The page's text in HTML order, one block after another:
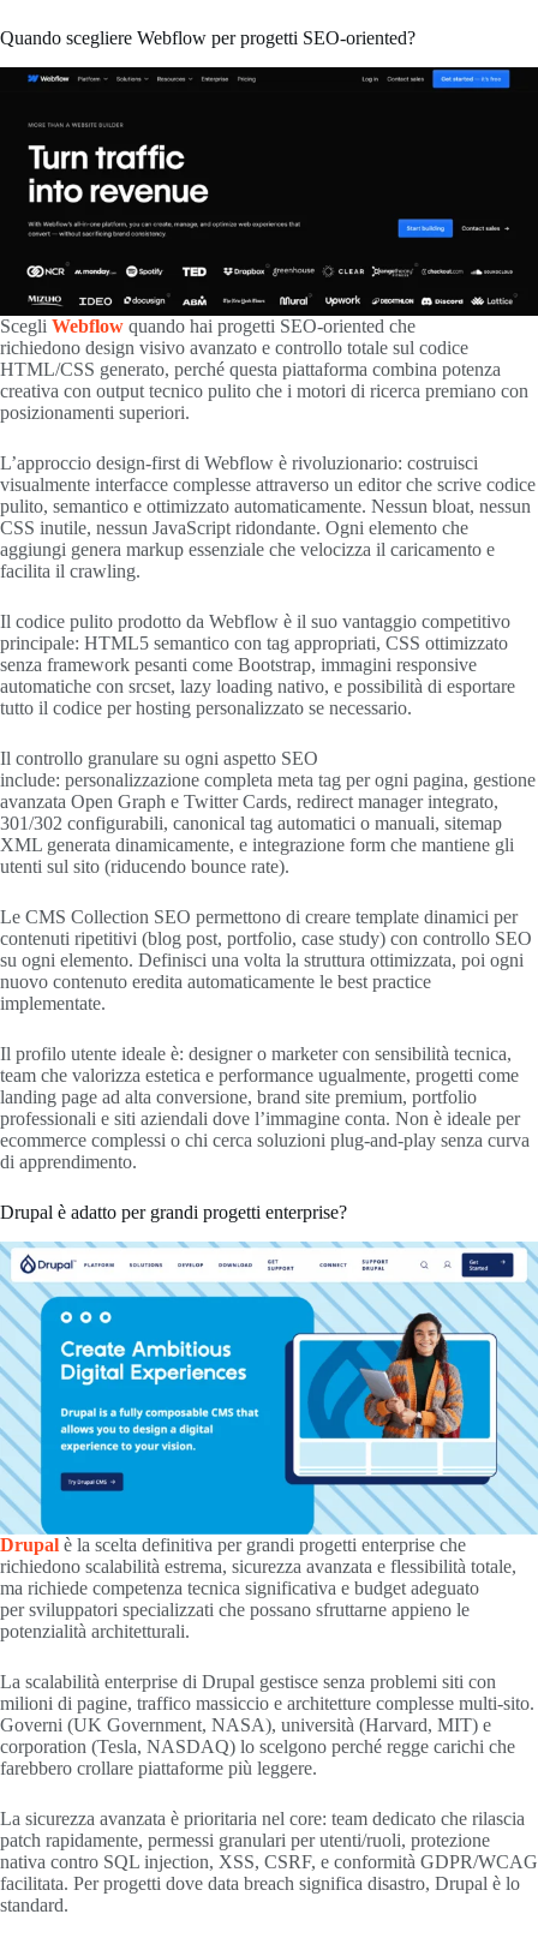
Quando scegliere Webflow per progetti SEO-oriented?
Scegli Webflow quando hai progetti SEO-oriented che
richiedono design visivo avanzato e controllo totale sul codice
HTML/CSS generato, perché questa piattaforma combina potenza
creativa con output tecnico pulito che i motori di ricerca premiano con
posizionamenti superiori.
L’approccio design-first di Webflow è rivoluzionario: costruisci
visualmente interfacce complesse attraverso un editor che scrive codice
pulito, semantico e ottimizzato automaticamente. Nessun bloat, nessun
CSS inutile, nessun JavaScript ridondante. Ogni elemento che
aggiungi genera markup essenziale che velocizza il caricamento e
facilita il crawling.
Il codice pulito prodotto da Webflow è il suo vantaggio competitivo
principale: HTML5 semantico con tag appropriati, CSS ottimizzato
senza framework pesanti come Bootstrap, immagini responsive
automatiche con srcset, lazy loading nativo, e possibilità di esportare
tutto il codice per hosting personalizzato se necessario.
Il controllo granulare su ogni aspetto SEO
include: personalizzazione completa meta tag per ogni pagina, gestione
avanzata Open Graph e Twitter Cards, redirect manager integrato,
301/302 configurabili, canonical tag automatici o manuali, sitemap
XML generata dinamicamente, e integrazione form che mantiene gli
utenti sul sito (riducendo bounce rate).
Le CMS Collection SEO permettono di creare template dinamici per
contenuti ripetitivi (blog post, portfolio, case study) con controllo SEO
su ogni elemento. Definisci una volta la struttura ottimizzata, poi ogni
nuovo contenuto eredita automaticamente le best practice
implementate.
Il profilo utente ideale è: designer o marketer con sensibilità tecnica,
team che valorizza estetica e performance ugualmente, progetti come
landing page ad alta conversione, brand site premium, portfolio
professionali e siti aziendali dove l’immagine conta. Non è ideale per
ecommerce complessi o chi cerca soluzioni plug-and-play senza curva
di apprendimento.
Drupal è adatto per grandi progetti enterprise?
Drupal è la scelta definitiva per grandi progetti enterprise che
richiedono scalabilità estrema, sicurezza avanzata e flessibilità totale,
ma richiede competenza tecnica significativa e budget adeguato
per sviluppatori specializzati che possano sfruttarne appieno le
potenzialità architetturali.
La scalabilità enterprise di Drupal gestisce senza problemi siti con
milioni di pagine, traffico massiccio e architetture complesse multi-sito.
Governi (UK Government, NASA), università (Harvard, MIT) e
corporation (Tesla, NASDAQ) lo scelgono perché regge carichi che
farebbero crollare piattaforme più leggere.
La sicurezza avanzata è prioritaria nel core: team dedicato che rilascia
patch rapidamente, permessi granulari per utenti/ruoli, protezione
nativa contro SQL injection, XSS, CSRF, e conformità GDPR/WCAG
facilitata. Per progetti dove data breach significa disastro, Drupal è lo
standard.